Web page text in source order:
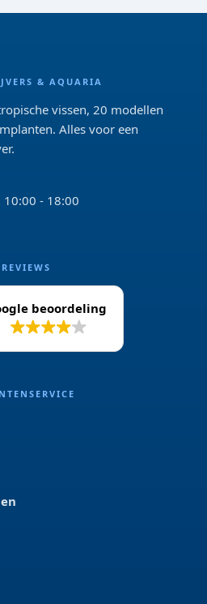
& AQUARIA
vissen, 20 modellen
Alles voor een
10:00 - 18:00
REVIEWS
beoordeling